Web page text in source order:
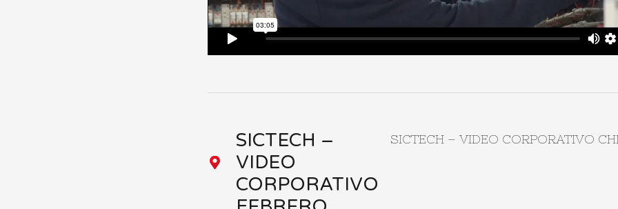
SICTECH –
VIDEO
CORPORATIVO
SICTECH – VIDEO CORPORATIVO